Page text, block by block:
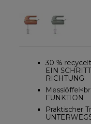
30 %
EIN
RICHTUNG
FUNKTION
Praktischer